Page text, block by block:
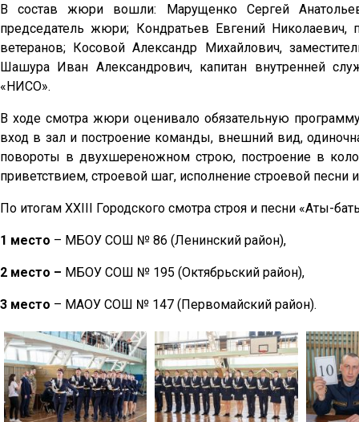
В состав жюри вошли: Марущенко Сергей
председатель жюри; Кондратьев Евгений Николаевич,
ветеранов; Косовой Александр Михайлович,
Шашура Иван Александрович, капитан внутренней
«НИСО».
В ходе смотра жюри оценивало обязательную
вход в зал и построение команды, внешний вид,
повороты в двухшереножном строю, построение в
приветствием, строевой шаг, исполнение строевой песни
По итогам XXIII Городского смотра строя и песни «Аты-
1 место – МБОУ СОШ № 86 (Ленинский район),
2 место – МБОУ СОШ № 195 (Октябрьский район),
3 место – МАОУ СОШ № 147 (Первомайский район).